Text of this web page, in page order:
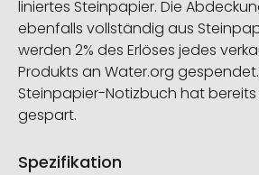
liniertes Steinpapier. Die
ebenfalls vollständig aus
werden 2% des Erlöses jedes
Produkts an Water.org
Steinpapier-Notizbuch hat bereits
gespart.
Spezifikation